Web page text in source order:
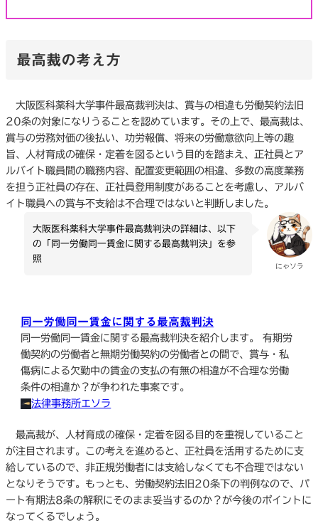
最高裁の考え方
大阪医科薬科大学事件最高裁判決は、賞与の相違も労働契約法旧
20条の対象になりうることを認めています。その上で、最高裁は、
賞与の労務対価の後払い、功労報償、将来の労働意欲向上等の趣
旨、人材育成の確保・定着を図るという目的を踏まえ、正社員とア
ルバイト職員間の職務内容、配置変更範囲の相違、多数の高度業務
を担う正社員の存在、正社員登用制度があることを考慮し、アルバ
イト職員への賞与不支給は不合理ではないと判断しました。
にゃソラ
大阪医科薬科大学事件最高裁判決の詳細は、以下
の「同一労働同一賃金に関する最高裁判決」を参
照
同一労働同一賃金に関する最高裁判決
同一労働同一賃金に関する最高裁判決を紹介します。 有期労
働契約の労働者と無期労働契約の労働者との間で、賞与・私
傷病による欠勤中の賃金の支払の有無の相違が不合理な労働
条件の相違か？が争われた事案です。
法律事務所エソラ
最高裁が、人材育成の確保・定着を図る目的を重視していること
が注目されます。この考えを進めると、正社員を活用するために支
給しているので、非正規労働者には支給しなくても不合理ではない
となりそうです。もっとも、労働契約法旧20条下の判例なので、パ
ート有期法8条の解釈にそのまま妥当するのか？が今後のポイントに
なってくるでしょう。